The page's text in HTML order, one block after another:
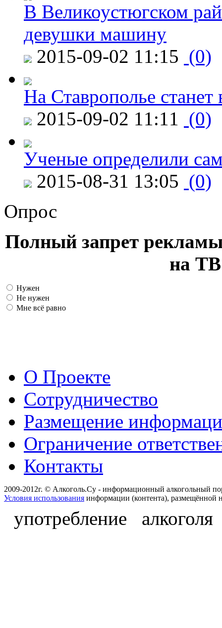
В Великоустюгском
девушки машину
2015-09-02 11:15 (0)
На Ставрополье
2015-09-02 11:11 (0)
Ученые определили
2015-08-31 13:05 (0)
Опрос
Полный запрет
на ТВ
Нужен
Не нужен
Мне всё равно
О Проекте
Сотрудничество
Размещение
Ограничение
Контакты
2009-2012г. © Алкоголь.Су - информационный алкогольный
Условия использования информации (контента), размещённой
употребление